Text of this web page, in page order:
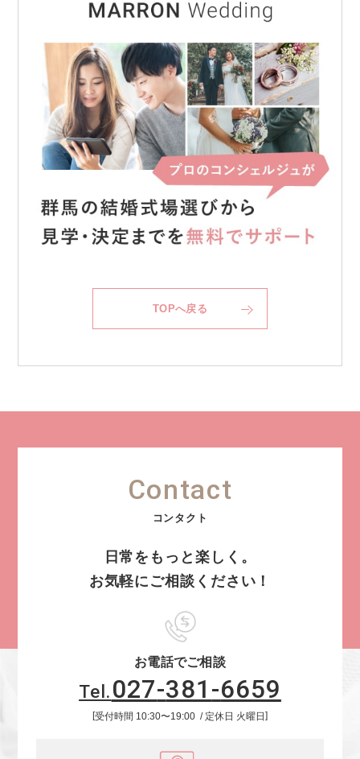
TOPへ戻る
Contact
日常をもっと楽しく。
お気軽にご相談ください！
お電話でご相談
Tel.027-381 -6659
受付時間 10:30〜19:00 定休日 火曜日